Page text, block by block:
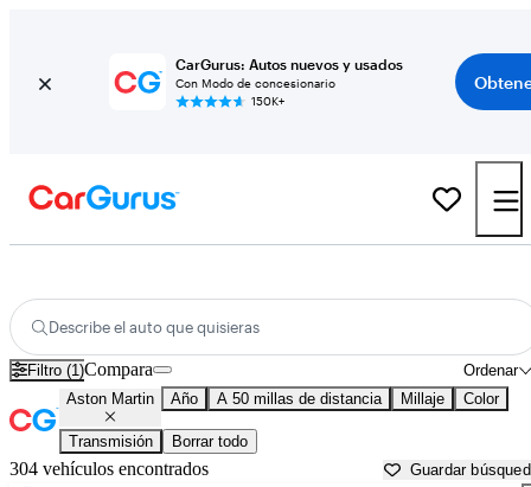
CarGurus: Autos nuevos y usados
Con Modo de concesionario
150K+
Describe el auto que quisieras
Filtro (1) Ordenar
Compara
Aston Martin Año A 50 millas de distancia Millaje Color
Transmisión Borrar todo
304 vehículos encontrados Guardar